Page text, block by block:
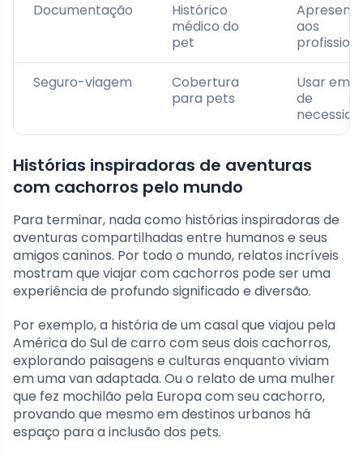
Documentação
Histórico
médico do
pet
aos
Seguro-viagem
Cobertura
para pets
Usar em
de
Histórias inspiradoras de aventuras
com cachorros pelo mundo
Para terminar, nada como histórias inspiradoras de
aventuras compartilhadas entre humanos e seus
amigos caninos. Por todo o mundo, relatos incríveis
mostram que viajar com cachorros pode ser uma
experiência de profundo significado e diversão.
Por exemplo, a história de um casal que viajou pela
América do Sul de carro com seus dois cachorros,
explorando paisagens e culturas enquanto viviam
em uma van adaptada. Ou o relato de uma mulher
que fez mochilão pela Europa com seu cachorro,
provando que mesmo em destinos urbanos há
espaço para a inclusão dos pets.